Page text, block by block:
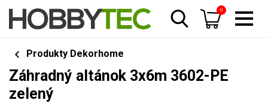
0
Produkty Dekorhome
Záhradný altánok 3x6m 3602-PE
zelený